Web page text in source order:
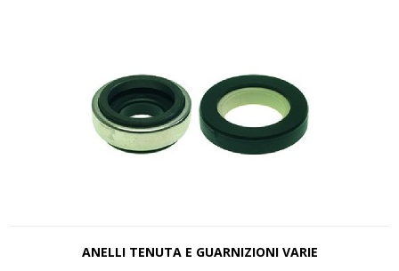
ANELLI TENUTA E GUARNIZIONI VARIE